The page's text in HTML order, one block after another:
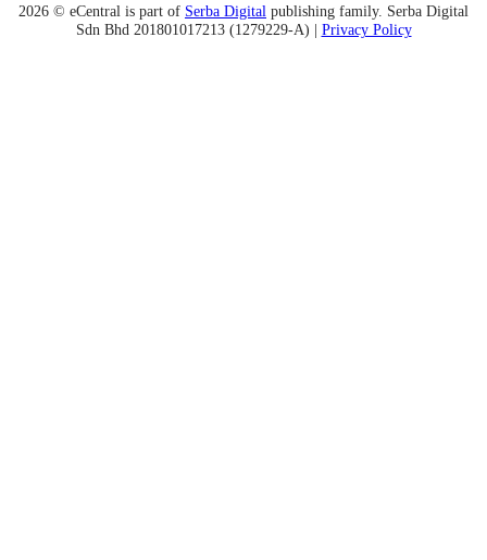
2026 © eCentral is part of Serba Digital publishing family. Serba Digital
Sdn Bhd 201801017213 (1279229-A) | Privacy Policy